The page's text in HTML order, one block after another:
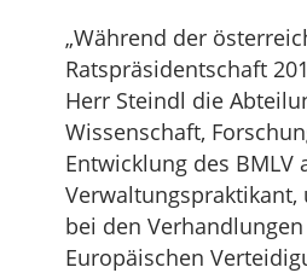
„Während der
Ratspräsidentschaft
Herr Steindl die
Wissenschaft,
Entwicklung des BMLV
Verwaltungspraktikant,
bei den
Europäischen